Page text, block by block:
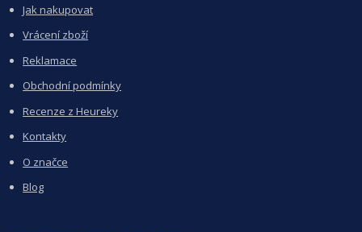
Jak nakupovat
Vrácení zboží
Reklamace
Obchodní podmínky
Recenze z Heureky
Kontakty
O značce
Blog